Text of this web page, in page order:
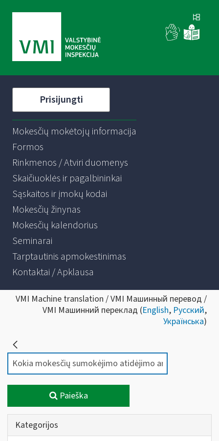
Prisijungti
Mokesčių mokėtojų informacija
Formos
Rinkmenos / Atviri duomenys
Skaičiuoklės ir pagalbininkai
Sąskaitos ir įmokų kodai
Mokesčių žinynas
Mokesčių kalendorius
Seminarai
Tarptautinis apmokestinimas
Kontaktai / Apklausa
VMI Machine translation / VMI Машинный перевод /
VMI Машинний переклад (English, Русский,
Українська)
Paieška
Kategorijos